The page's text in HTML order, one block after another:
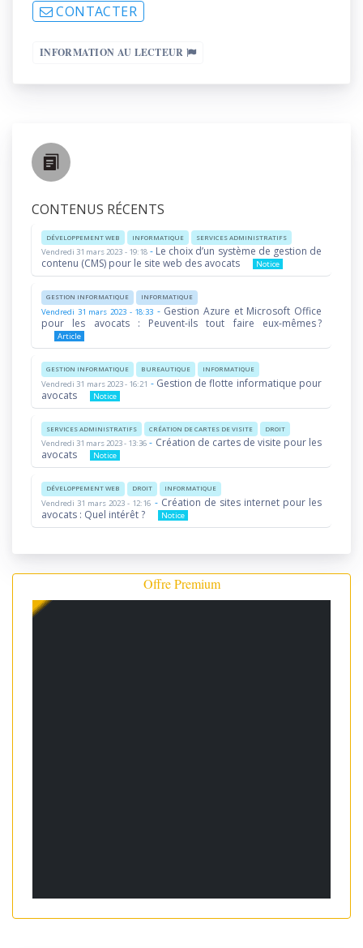
CONTACTER
INFORMATION AU LECTEUR
CONTENUS RÉCENTS
DÉVELOPPEMENT WEB INFORMATIQUE SERVICES ADMINISTRATIFS
Vendredi 31 mars 2023 - 19:18- Le choix d’un système de gestion de
contenu (CMS) pour le site web des avocats
Notice
GESTION INFORMATIQUE INFORMATIQUE
Vendredi 31 mars 2023 - 18:33 - Gestion Azure et Microsoft Office
pour les avocats : Peuvent-ils tout faire eux-mêmes ?
Article
GESTION INFORMATIQUE BUREAUTIQUE INFORMATIQUE
Vendredi 31 mars 2023 - 16:21 - Gestion de flotte informatique pour
avocats
Notice
SERVICES ADMINISTRATIFS CRÉATION DE CARTES DE VISITE DROIT
Vendredi 31 mars 2023 - 13:36 - Création de cartes de visite pour les
avocats
Notice
DÉVELOPPEMENT WEB DROIT INFORMATIQUE
Vendredi 31 mars 2023 - 12:16 - Création de sites internet pour les
avocats : Quel intérêt ?
Notice
Offre Premium